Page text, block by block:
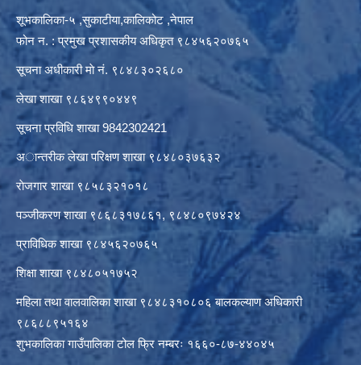
शूभकालिका-५ ,सुकाटीया,कालिकोट ,नेपाल
फोन न. : प्रमुख प्रशासकीय अधिकृत ९८४५६२०७६५
सूचना अधीकारी माे नं. ९८४८३०२६८०
लेखा शाखा ९८६४९९०४४९
सूचना प्रविधि शाखा 9842302421
अान्तरीक लेखा परिक्षण शाखा ९८४८०३७६३२
राेजगार शाखा ९८५८३२१०१८
पञ्जीकरण शाखा ९८६८३१७८६१, ९८४८०९७४२४
प्राविधिक शाखा ९८४५६२०७६५
शिक्षा शाखा ९८४८०५१७५२
महिला तथा वालवालिका शाखा ९८४८३१०८०६ बालकल्याण अधिकारी
९८६८८९५१६४
शुभकालिका गाउँपालिका टोल फ्रि नम्बरः १६६०-८७-४४०४५